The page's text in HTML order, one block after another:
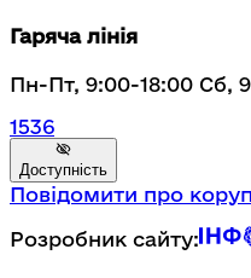
Гаряча лінія
Пн-Пт, 9:00-18:00 Сб,
1536
Доступність
Повідомити про
Розробник сайту: